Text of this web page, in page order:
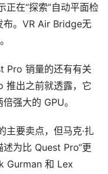
在“探索”自动平面检
。VR Air Bridge无
Pro 销量的还有有关
推出之前就透露，它
强大的 GPU。
主要卖点，但马克·扎
为比 Quest Pro“更
Gurman 和 Lex